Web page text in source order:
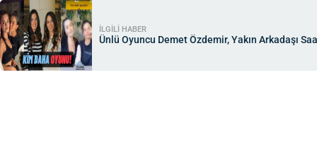
İLGİLİ HABER
Ünlü Oyuncu Demet Özdemir, Yakın Arkadaşı